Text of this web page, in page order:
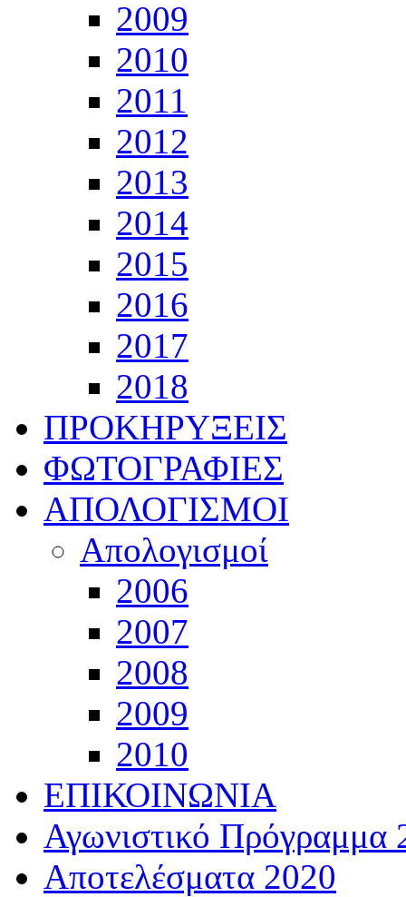
2009
2010
2011
2012
2013
2014
2015
2016
2017
2018
ΠΡΟΚΗΡΥΞΕΙΣ
ΦΩΤΟΓΡΑΦΙΕΣ
ΑΠΟΛΟΓΙΣΜΟΙ
Απολογισμοί
2006
2007
2008
2009
2010
ΕΠΙΚΟΙΝΩΝΙΑ
Αγωνιστικό Πρόγραμμα
Αποτελέσματα 2020